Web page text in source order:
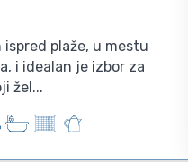
ispred plaže, u mestu
i idealan je izbor za
žel...